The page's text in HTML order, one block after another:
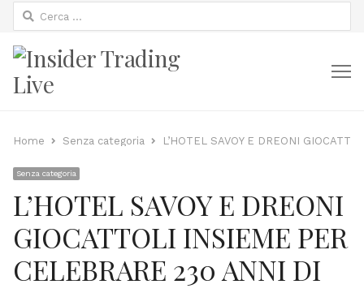
Ricerca
per:
Home Senza categoria L’HOTEL SAVOY E DREONI
Senza categoria
L’HOTEL SAVOY E DREONI
GIOCATTOLI INSIEME PER
CELEBRARE 230 ANNI DI